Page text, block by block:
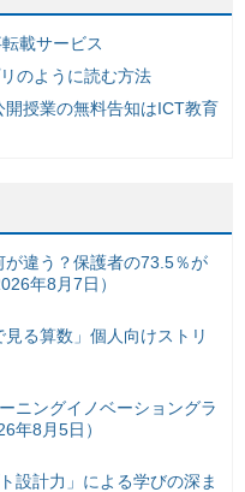
載サービス
のように読む方法
授業の無料告知はICT教育
違う？保護者の73.5％が
年8月7日）
る算数」個人向けストリ
ニングイノベーショングラ
年8月5日）
設計力」による学びの深ま